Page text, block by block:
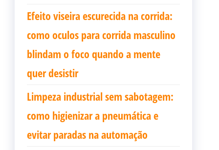
Efeito viseira escurecida na corrida:
como oculos para corrida masculino
blindam o foco quando a mente
quer desistir
Limpeza industrial sem sabotagem:
como higienizar a pneumática e
evitar paradas na automação